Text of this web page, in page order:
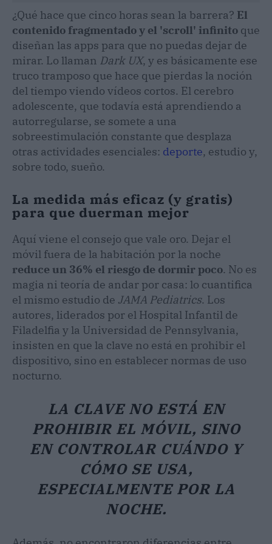
¿Qué hace que cinco horas sean la barrera? El
contenido fragmentado y el 'scroll' infinito que
diseñan las apps para que no puedas dejar de
mirar. Lo llaman Dark UX, y es básicamente ese
truco tramposo que hace que pierdas la noción
del tiempo viendo vídeos cortos. El cerebro
adolescente, que todavía está aprendiendo a
autorregularse, se somete a una
sobreestimulación constante que desplaza
otras actividades esenciales: deporte, estudio y,
sobre todo, sueño.
La medida más eficaz (y gratis)
para que duerman mejor
Aquí viene el consejo que vale oro. Dejar el
móvil fuera de la habitación por la noche
reduce un 36% el riesgo de dormir poco. No es
magia ni teoría de andar por casa: lo cuantifica
el mismo estudio de JAMA Pediatrics. Los
autores, liderados por el Hospital Infantil de
Filadelfia y la Universidad de Pennsylvania,
insisten en que la clave no está en prohibir el
dispositivo, sino en establecer normas de uso
nocturno.
LA CLAVE NO ESTÁ EN
PROHIBIR EL MÓVIL, SINO
EN CONTROLAR CUÁNDO Y
CÓMO SE USA,
ESPECIALMENTE POR LA
NOCHE.